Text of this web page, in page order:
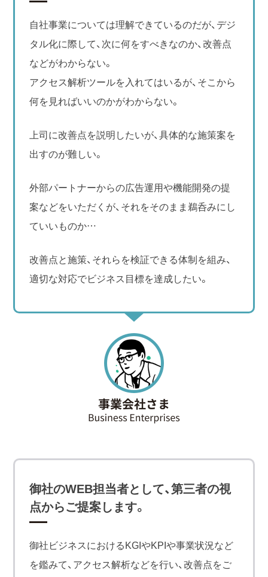
自社事業については理解できているのだが、デジ
タル化に際して、次に何をすべきなのか、改善点
などがわからない。
アクセス解析ツールを入れてはいるが、そこから
何を見ればいいのかがわからない。
上司に改善点を説明したいが、具体的な施策案を
出すのが難しい。
外部パートナーからの広告運用や機能開発の提
案などをいただくが、それをそのまま鵜呑みにし
ていいものか…
改善点と施策、それらを検証できる体制を組み、
適切な対応でビジネス目標を達成したい。
御社のWEB担当者として、第三者の視
点からご提案します。
御社ビジネスにおけるKGIやKPIや事業状況など
を鑑みて、アクセス解析などを行い、改善点をご